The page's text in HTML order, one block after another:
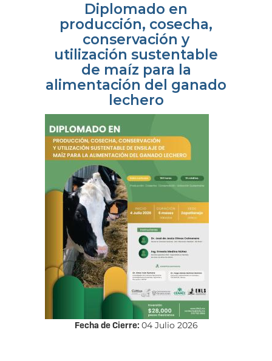
Diplomado en
producción, cosecha,
conservación y
utilización sustentable
de maíz para la
alimentación del ganado
lechero
Fecha de Cierre: 04 Julio 2026